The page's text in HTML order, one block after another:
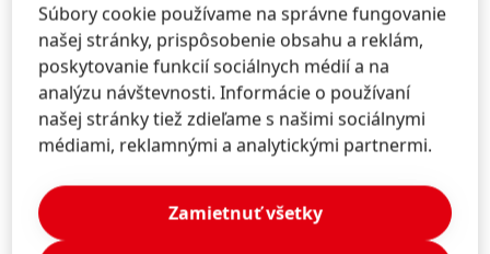
Viditeľný pokrok v plnení cieľov v
oblasti obalov
Prostredníctvom svojich ambicióznych cieľov v oblasti
obalov spoločnosť Henkel tiež aktívne presadzuje a
podporuje rozvoj obehového hospodárstva. Cieľom
do roku 2025 je dosiahnuť, aby 100 percent obalov,
ktoré spoločnosť používa, bolo recyklovateľných
Súbory cookie používame na správne fungovanie
našej stránky, prispôsobenie obsahu a reklám,
poskytovanie funkcií sociálnych médií a na
analýzu návštevnosti. Informácie o používaní
našej stránky tiež zdieľame s našimi sociálnymi
médiami, reklamnými a analytickými partnermi.
Zamietnuť všetky